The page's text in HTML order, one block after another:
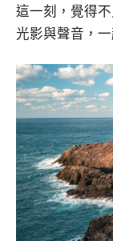
這一刻，覺得
光影與聲音，